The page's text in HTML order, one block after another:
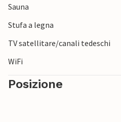
Sauna
Stufa a legna
TV satellitare/canali tedeschi
WiFi
Posizione